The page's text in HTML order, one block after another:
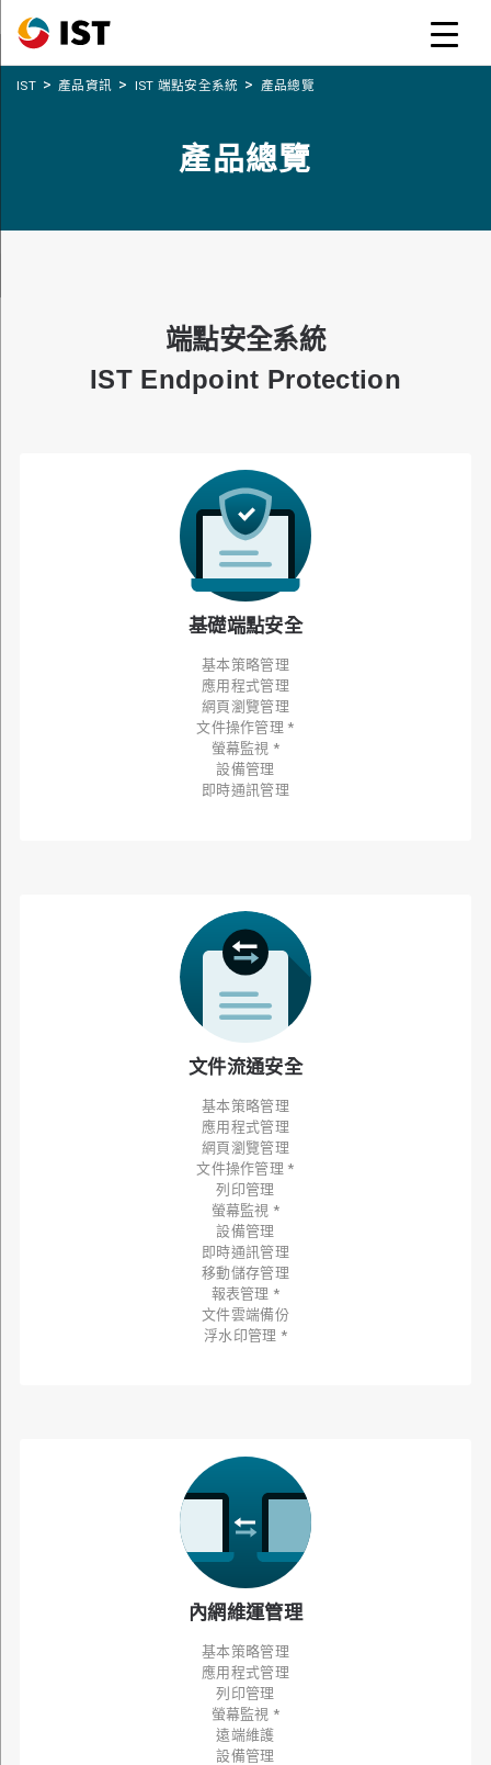
IST > 產品資訊 > IST 端點安全系統 > 產品總覽
產品總覽
端點安全系統
IST Endpoint Protection
基礎端點安全
基本策略管理
應用程式管理
網頁瀏覽管理
文件操作管理 *
螢幕監視 *
設備管理
即時通訊管理
文件流通安全
基本策略管理
應用程式管理
網頁瀏覽管理
文件操作管理 *
列印管理
螢幕監視 *
設備管理
即時通訊管理
移動儲存管理
報表管理 *
文件雲端備份
浮水印管理 *
內網維運管理
基本策略管理
應用程式管理
列印管理
螢幕監視 *
遠端維護
設備管理